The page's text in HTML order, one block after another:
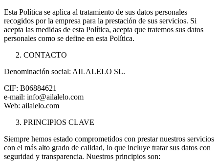
Esta Política se aplica al tratamiento de sus datos personales
recogidos por la empresa para la prestación de sus servicios. Si
acepta las medidas de esta Política, acepta que tratemos sus datos
personales como se define en esta Política.
CONTACTO
Denominación social: AILALELO SL.
CIF: B06884621
e-mail: info@ailalelo.com
Web: ailalelo.com
PRINCIPIOS CLAVE
Siempre hemos estado comprometidos con prestar nuestros servicios
con el más alto grado de calidad, lo que incluye tratar sus datos con
seguridad y transparencia. Nuestros principios son: